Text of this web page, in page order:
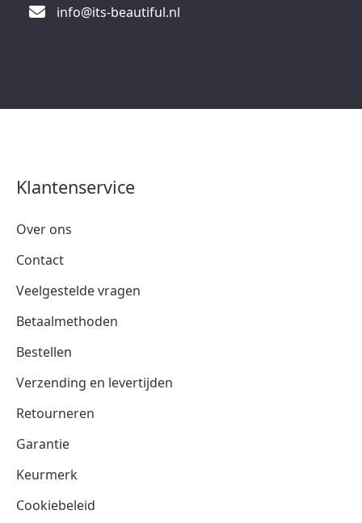
info@its-beautiful.nl
Klantenservice
Over ons
Contact
Veelgestelde vragen
Betaalmethoden
Bestellen
Verzending en levertijden
Retourneren
Garantie
Keurmerk
Cookiebeleid